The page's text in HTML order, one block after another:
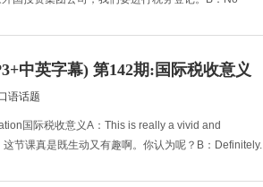
中英字幕) 第142期:国际税收意义
语话题
国际税收意义A：This is really a vivid and
节课真是既生动又有趣啊。你认为呢？B：Definitely.